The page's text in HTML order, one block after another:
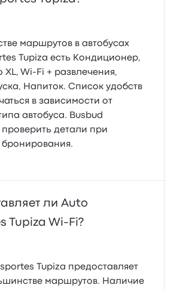
маршрутов в автобусах
Tupiza есть Кондиционер,
XL, Wi-Fi + развлечения,
Напиток. Список удобств
в зависимости от
автобуса. Busbud
проверить детали при
ли Auto
Tupiza Wi‑Fi?
Tupiza предоставляет
маршрутов. Наличие